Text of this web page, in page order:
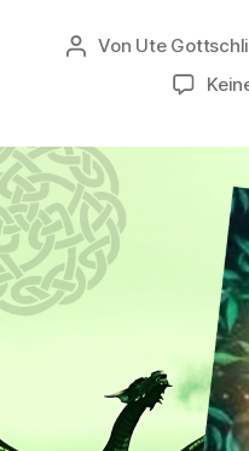
Beitragsautor
Von Ute